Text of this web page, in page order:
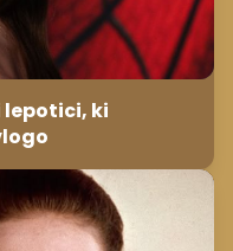
lepotici, ki